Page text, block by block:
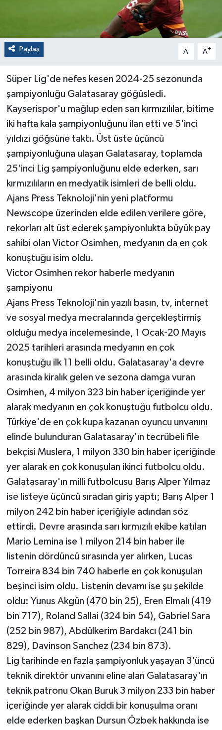
Paylaş A- A+
Süper Lig'de nefes kesen 2024-25 sezonunda
şampiyonluğu Galatasaray göğüsledi.
Kayserispor'u mağlup eden sarı kırmızılılar, bitime
iki hafta kala şampiyonluğunu ilan etti ve 5'inci
yıldızı göğsüne taktı. Üst üste üçüncü
şampiyonluğuna ulaşan Galatasaray, toplamda
25'inci Lig şampiyonluğunu elde ederken, sarı
kırmızılıların en medyatik isimleri de belli oldu.
Ajans Press Teknoloji'nin yeni platformu
Newscope üzerinden elde edilen verilere göre,
rekorları alt üst ederek şampiyonlukta büyük pay
sahibi olan Victor Osimhen, medyanın da en çok
konuştuğu isim oldu.
Victor Osimhen rekor haberle medyanın
şampiyonu
Ajans Press Teknoloji'nin yazılı basın, tv, internet
ve sosyal medya mecralarında gerçekleştirmiş
olduğu medya incelemesinde, 1 Ocak-20 Mayıs
2025 tarihleri arasında medyanın en çok
konuştuğu ilk 11 belli oldu. Galatasaray'a devre
arasında kiralık gelen ve sezona damga vuran
Osimhen, 4 milyon 323 bin haber içeriğinde yer
alarak medyanın en çok konuştuğu futbolcu oldu.
Türkiye'de en çok kupa kazanan oyuncu unvanını
elinde bulunduran Galatasaray'ın tecrübeli file
bekçisi Muslera, 1 milyon 330 bin haber içeriğinde
yer alarak en çok konuşulan ikinci futbolcu oldu.
Galatasaray'ın milli futbolcusu Barış Alper Yılmaz
ise listeye üçüncü sıradan giriş yaptı; Barış Alper 1
milyon 242 bin haber içeriğiyle adından söz
ettirdi. Devre arasında sarı kırmızılı ekibe katılan
Mario Lemina ise 1 milyon 214 bin haber ile
listenin dördüncü sırasında yer alırken, Lucas
Torreira 834 bin 740 haberle en çok konuşulan
beşinci isim oldu. Listenin devamı ise şu şekilde
oldu: Yunus Akgün (470 bin 25), Eren Elmalı (419
bin 717), Roland Sallai (324 bin 54), Gabriel Sara
(252 bin 987), Abdülkerim Bardakcı (241 bin
829), Davinson Sanchez (234 bin 873).
Lig tarihinde en fazla şampiyonluk yaşayan 3'üncü
teknik direktör unvanını eline alan Galatasaray'ın
teknik patronu Okan Buruk 3 milyon 233 bin haber
içeriğinde yer alarak ciddi bir konuşulma oranı
elde ederken başkan Dursun Özbek hakkında ise